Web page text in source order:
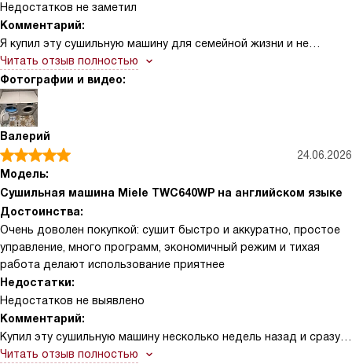
Недостатков не заметил
Комментарий:
Я купил эту сушильную машину для семейной жизни и не
пожалел. Сначала меня привлек компактный дизайн и понятная
панель управления. После нескольких недель использования
отмечаю экономичное потребление энергии и гибкие
программы: от интенсивной быстрой сушки до щадящей
обработки деликатных тканей. Сенсор определяет влажность
и автоматически подбирает время, что избавляет меня от
догадок и экономит электричество. Очень нравится функция
отложенного старта — ставлю стирку ночью, а сушилка
работает к нужному часу. Внутренний фильтр и контейнер для
воды легко чистить, накопления минимальны. Машина почти не
шумит, это важно для квартиры.
Читать отзыв полностью
Фотографии и видео:
Валерий
24.06.2026
Модель:
Сушильная машина Miele TWC640WP на английском языке
Достоинства:
Очень доволен покупкой: сушит быстро и аккуратно, простое
управление, много программ, экономичный режим и тихая
работа делают использование приятнее
Недостатки:
Недостатков не выявлено
Комментарий:
Купил эту сушильную машину несколько недель назад и сразу
заметил, как облегчилась рутина по уходу за одеждой.
Читать отзыв полностью